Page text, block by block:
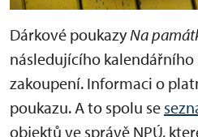
Dárkové poukazyNa
následujícího kalendářního
zakoupení. Informaci o
poukazu. A to spolu se
objektů ve správě NPÚ,